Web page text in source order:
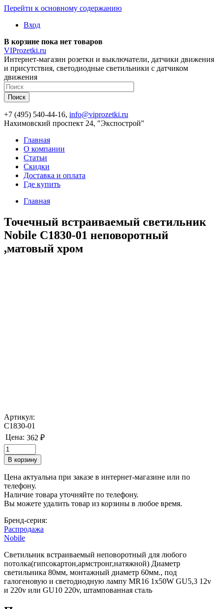
Перейти к основному содержанию
Вход
В корзине пока нет товаров
VIProzetki.ru
Интернет-магазин розетки и выключатели, датчики движения
и присутствия, светодиодные светильники с датчиком
движения
+7 (495) 540-44-16, info@viprozetki.ru
Нахимовский проспект 24, "Экспострой"
Главная
О компании
Статьи
Скидки
Доставка и оплата
Где купить
Главная
Точечный встраиваемый светильник
Nobile C1830-01 неповоротный
,матовый хром
Артикул:
C1830-01
Цена: 362 ₽
Цена актуальна при заказе в интернет-магазине или по
телефону.
Наличие товара уточняйте по телефону.
Вы можете удалить товар из корзины в любое время.
Бренд-серия:
Распродажа
Nobile
Светильник встраиваемый неповоротный для любого
потолка(гипсокартон,армстронг,натяжной) Диаметр
светильника 80мм, монтажный диаметр 60мм., под
галогеновую и светодиодную лампу MR16 1х50W GU5,3 12v
и 220v или GU10 220v, штампованная сталь